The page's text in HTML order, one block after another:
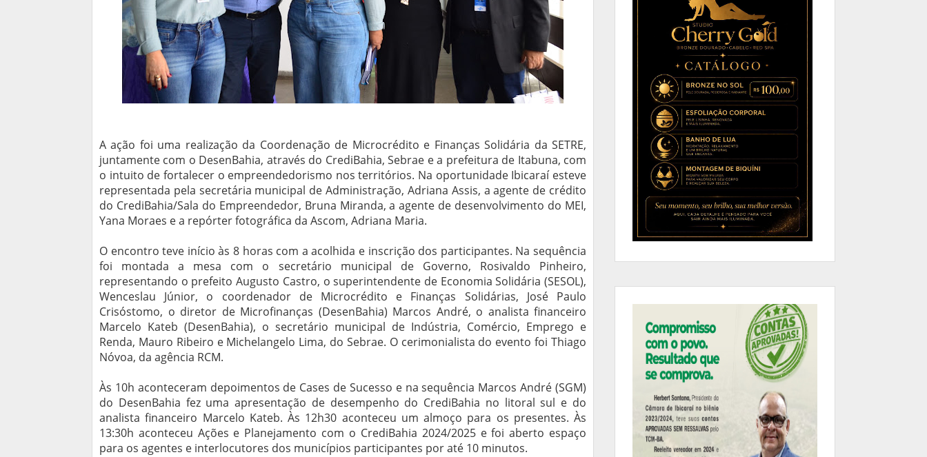
A ação foi uma realização da Coordenação de Microcrédito e Finanças Solidária da SETRE,
juntamente com o DesenBahia, através do CrediBahia, Sebrae e a prefeitura de Itabuna, com
o intuito de fortalecer o empreendedorismo nos territórios. Na oportunidade Ibicaraí esteve
representada pela secretária municipal de Administração, Adriana Assis, a agente de crédito
do CrediBahia/Sala do Empreendedor, Bruna Miranda, a agente de desenvolvimento do MEI,
Yana Moraes e a repórter fotográfica da Ascom, Adriana Maria.
O encontro teve início às 8 horas com a acolhida e inscrição dos participantes. Na sequência
foi montada a mesa com o secretário municipal de Governo, Rosivaldo Pinheiro,
representando o prefeito Augusto Castro, o superintendente de Economia Solidária (SESOL),
Wenceslau Júnior, o coordenador de Microcrédito e Finanças Solidárias, José Paulo
Crisóstomo, o diretor de Microfinanças (DesenBahia) Marcos André, o analista financeiro
Marcelo Kateb (DesenBahia), o secretário municipal de Indústria, Comércio, Emprego e
Renda, Mauro Ribeiro e Michelangelo Lima, do Sebrae. O cerimonialista do evento foi Thiago
Nóvoa, da agência RCM.
Às 10h aconteceram depoimentos de Cases de Sucesso e na sequência Marcos André (SGM)
do DesenBahia fez uma apresentação de desempenho do CrediBahia no litoral sul e do
analista financeiro Marcelo Kateb. Às 12h30 aconteceu um almoço para os presentes. Às
13:30h aconteceu Ações e Planejamento com o CrediBahia 2024/2025 e foi aberto espaço
para os agentes e interlocutores dos municípios participantes por até 10 minutos.